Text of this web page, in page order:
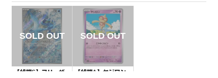
【状態S】フリーザ
【状態A】ヤジロン